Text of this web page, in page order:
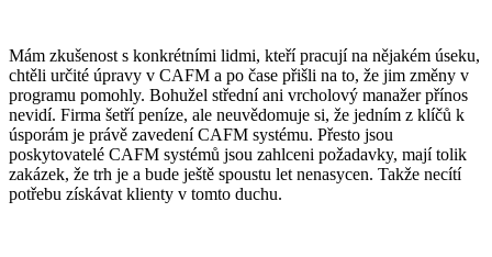
Mám zkušenost s konkrétními lidmi, kteří pracují na nějakém úseku,
chtěli určité úpravy v CAFM a po čase přišli na to, že jim změny v
programu pomohly. Bohužel střední ani vrcholový manažer přínos
nevidí. Firma šetří peníze, ale neuvědomuje si, že jedním z klíčů k
úsporám je právě zavedení CAFM systému. Přesto jsou
poskytovatelé CAFM systémů jsou zahlceni požadavky, mají tolik
zakázek, že trh je a bude ještě spoustu let nenasycen. Takže necítí
potřebu získávat klienty v tomto duchu.